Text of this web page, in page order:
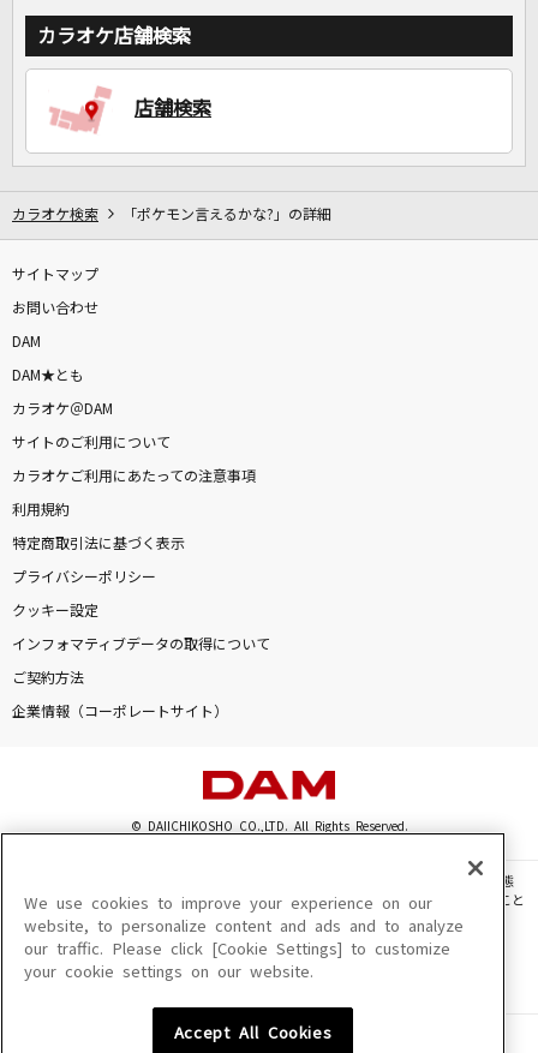
カラオケ店舗検索
店舗検索
カラオケ検索 「ポケモン言えるかな?」の詳細
サイトマップ
お問い合わせ
DAM
DAM★とも
カラオケ＠DAM
サイトのご利用について
カラオケご利用にあたっての注意事項
利用規約
特定商取引法に基づく表示
プライバシーポリシー
クッキー設定
インフォマティブデータの取得について
ご契約方法
企業情報（コーポレートサイト）
© DAIICHIKOSHO CO.,LTD. All Rights Reserved.
このサイトに掲載されている一切の文章・画像・写真・動画・音声等を、手段や形態
を問わず、著作権法の定める範囲を超えて無断で複製、転載、ファイル化などすること
を禁じます。
楽曲及びコンテンツは、機種によりご利用いただけない場合があります。
楽曲及びコンテンツの配信日、配信内容が変更になる場合があります。
We use cookies to improve your experience on our
website, to personalize content and ads and to analyze
our traffic. Please click [Cookie Settings] to customize
your cookie settings on our website.
Accept All Cookies